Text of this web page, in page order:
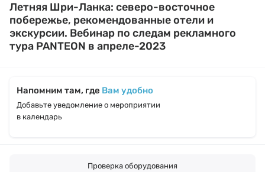
Летняя Шри-Ланка: северо-восточное
побережье, рекомендованные отели и
экскурсии. Вебинар по следам рекламного
тура PANTEON в апреле-2023
Напомним там, где Вам удобно
Добавьте уведомление о мероприятии
в календарь
Проверка оборудования